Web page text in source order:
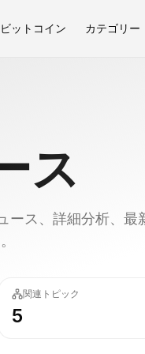
ビットコイン カテゴリー
ス
ース、詳細分析、
関連トピック
5